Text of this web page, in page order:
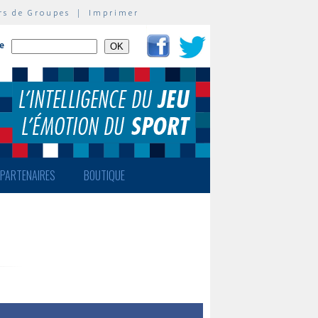
de Groupes | Imprimer
PARTENAIRES BOUTIQUE